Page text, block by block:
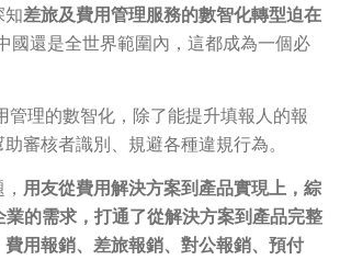
知差旅及費用管理服務的數智化轉型迫在
國還是全世界範圍內，這都成為一個必
管理的數智化，除了能提升填報人的報
審核者識別、規避各種違規行為。
用友從費用解決方案到產品實現上，綜
的需求，打通了從解決方案到產品完整
用報銷、差旅報銷、對公報銷、預付